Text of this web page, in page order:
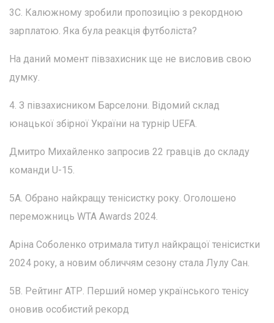
3С. Калюжному зробили пропозицію з рекордною
зарплатою. Яка була реакція футболіста?
На даний момент півзахисник ще не висловив свою
думку.
4. З півзахисником Барселони. Відомий склад
юнацької збірної України на турнір UEFA.
Дмитро Михайленко запросив 22 гравців до складу
команди U-15.
5А. Обрано найкращу тенісистку року. Оголошено
переможниць WTA Awards 2024.
Аріна Соболенко отримала титул найкращої тенісистки
2024 року, а новим обличчям сезону стала Лулу Сан.
5В. Рейтинг АТР. Перший номер українського тенісу
оновив особистий рекорд